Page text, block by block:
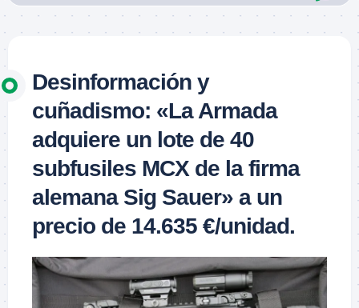
Desinformación y
cuñadismo: «La Armada
adquiere un lote de 40
subfusiles MCX de la firma
alemana Sig Sauer» a un
precio de 14.635 €/unidad.